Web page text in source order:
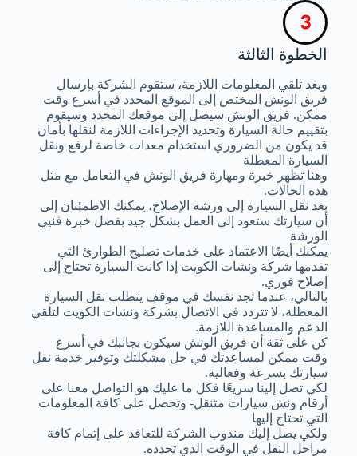
الخطوة الثالثة
وبعد تلقي المعلومات اللازمة، ستقوم الشركة بإرسال
فريق الونش المختص إلى الموقع المحدد في أسرع وقت
ممكن. فريق الونش سيصل إلى موقعك المحدد وسيقوم
بتقييم حالة السيارة وتحديد الإجراءات اللازمة لنقلها بأمان
قد يكون من الضروري استخدام معدات خاصة لرفع ونقل
السيارة المعطلة
وهنا تظهر خبرة ومهارة فريق الونش في التعامل مع مثل
هذه الحالات.
بعد نقل السيارة إلى ورشة الإصلاح، يمكنك الاطمئنان إلى
أن سيارتك ستعود إلى العمل بشكل جيد بفضل خبرة فنيي
الورشة
يمكنك أيضًا الاعتماد على خدمات تصليح الطوارئ التي
تقدمها شركة ونشات الكويت إذا كانت السيارة تحتاج إلى
إصلاح فوري.
بالتالي، عندما تجد نفسك في موقف يتطلب نقل السيارة
المعطلة، لا تتردد في الاتصال بشركة ونشات الكويت لتلقي
الدعم والمساعدة اللازمة.
كن على ثقة أن فريق الونش سيكون بجانبك في أسرع
وقت ممكن لمساعدتك في حل مشكلتك وتوفير خدمة نقل
سيارتك بسرعة وفعالية.
لكي تصل إلينا سريعًا فكل ما عليك هو التواصل معنا على
أرقام ونش سيارات متنقل- وتحصل على كافة المعلومات
التي تحتاج إليها
ولكي يصل إليك مندوب الشركة للتعاقد على إتمام كافة
مراحل النقل في الوقت الذي تحدده.